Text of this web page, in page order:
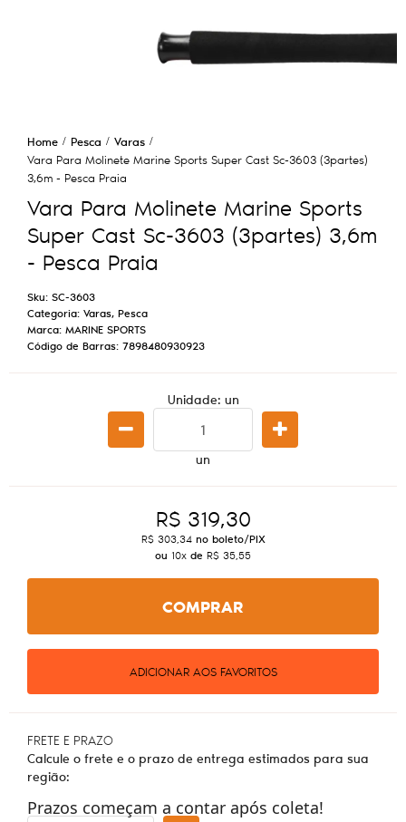
Home Pesca
Varas
Vara Para Molinete Marine Sports Super Cast Sc-3603 (3partes)
3,6m - Pesca Praia
Vara Para Molinete Marine Sports
Super Cast Sc-3603 (3partes) 3,6m
- Pesca Praia
Sku: SC-3603
Categoria: Varas, Pesca
Marca: MARINE SPORTS
Código de Barras: 7898480930923
Unidade: un
un
R$ 319,30
R$ 303,34no boleto/PIX
ou 10x de R$ 35,55
COMPRAR
ADICIONAR AOS FAVORITOS
FRETE E PRAZO
Calcule o frete e o prazo de entrega estimados para sua
região:
Prazos começam a contar após coleta!